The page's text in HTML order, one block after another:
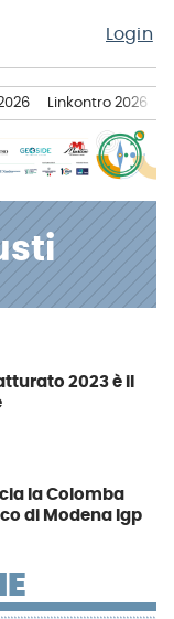
Login
Linkontro 2026
2023 è il
la Colomba
di Modena Igp